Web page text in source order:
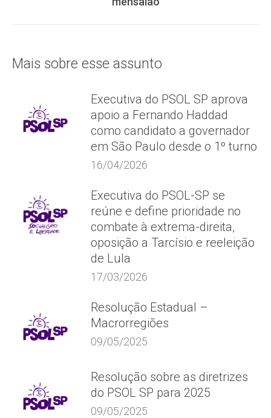
Mais sobre esse assunto
Executiva do PSOL SP aprova
apoio a Fernando Haddad
como candidato a governador
em São Paulo desde o 1º turno
16/04/2026
Executiva do PSOL-SP se
reúne e define prioridade no
combate à extrema-direita,
oposição a Tarcísio e reeleição
de Lula
17/03/2026
Resolução Estadual –
Macrorregiões
09/05/2025
Resolução sobre as diretrizes
do PSOL SP para 2025
09/05/2025